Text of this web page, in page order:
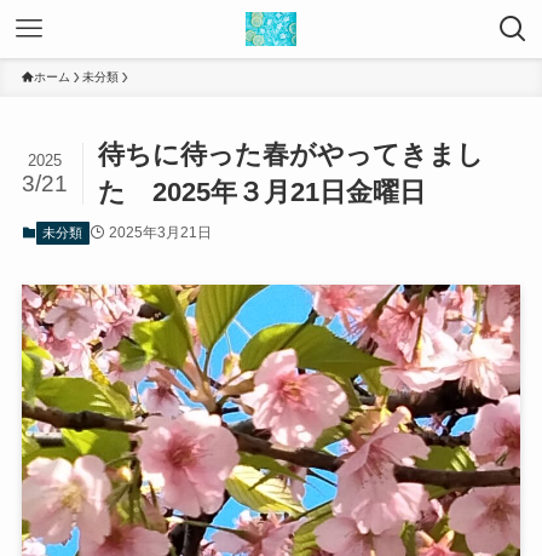
ホーム 未分類
待ちに待った春がやってきまし
た 2025年３月21日金曜日
2025
3/21
未分類 2025年3月21日